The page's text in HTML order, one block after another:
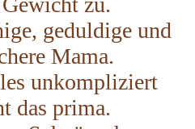
geduldige und
Mama.
unkompliziert
das prima.